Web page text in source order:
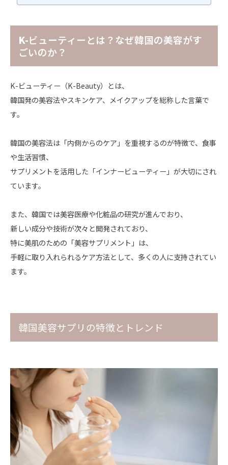
K-ビューティーとは？なぜ韓国の美容がす
ごいのか？
K-ビューティー（K-Beauty）とは、
韓国発の美容法やスキンケア、メイクアップを総称した言葉で
す。
韓国の美容法は「内側からのケア」を重視するのが特徴で、食事
や生活習慣、
サプリメントを活用した「インナービューティー」が大切にされ
ています。
また、韓国では美容医療や化粧品の研究が進んでおり、
新しい成分や技術が次々と開発されており、
特に美肌のための「美容サプリメント」は、
手軽に取り入れられるケア方法として、多くの人に支持されてい
ます。
韓国美容サプリの特徴とトレンド